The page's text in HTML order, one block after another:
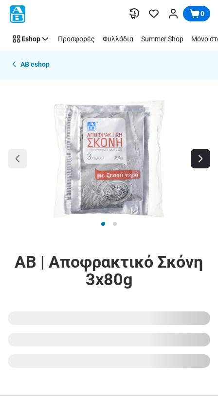
Παράλειψη 0
Eshop Προσφορές Φυλλάδια Summer Shop Μόνο
AB eshop
ΑΒ | Αποφρακτικό Σκόνη
3x80g